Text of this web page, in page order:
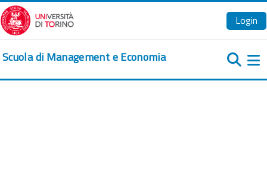
Zum Hauptinhalt
Login
Scuola di Management e Economia